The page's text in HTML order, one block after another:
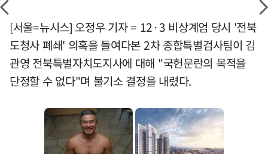
[서울=뉴시스] 오정우 기자 = 12·3 비상계엄 당시 '전북
도청사 폐쇄' 의혹을 들여다본 2차 종합특별검사팀이 김
관영 전북특별자치도지사에 대해 "국헌문란의 목적을
단정할 수 없다"며 불기소 결정을 내렸다.